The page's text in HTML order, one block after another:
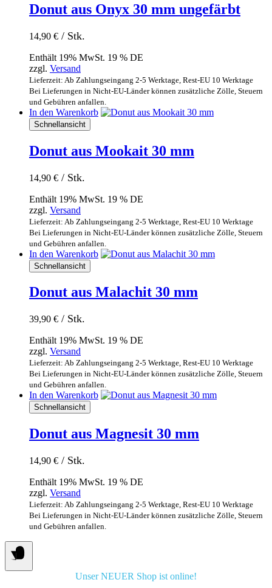
Donut aus Onyx 30 mm ungefärbt
14,90 € / Stk.
Enthält 19% MwSt. 19 % DE
zzgl. Versand
Lieferzeit: Ab Zahlungseingang 2-5 Werktage, Rest-EU 10 Werktage
Bei Lieferungen in Nicht-EU-Länder können zusätzliche Zölle, Steuern
und Gebühren anfallen.
In den Warenkorb
Schnellansicht
Donut aus Mookait 30 mm
14,90 € / Stk.
Enthält 19% MwSt. 19 % DE
zzgl. Versand
Lieferzeit: Ab Zahlungseingang 2-5 Werktage, Rest-EU 10 Werktage
Bei Lieferungen in Nicht-EU-Länder können zusätzliche Zölle, Steuern
und Gebühren anfallen.
In den Warenkorb
Schnellansicht
Donut aus Malachit 30 mm
39,90 € / Stk.
Enthält 19% MwSt. 19 % DE
zzgl. Versand
Lieferzeit: Ab Zahlungseingang 2-5 Werktage, Rest-EU 10 Werktage
Bei Lieferungen in Nicht-EU-Länder können zusätzliche Zölle, Steuern
und Gebühren anfallen.
In den Warenkorb
Schnellansicht
Donut aus Magnesit 30 mm
14,90 € / Stk.
Enthält 19% MwSt. 19 % DE
zzgl. Versand
Lieferzeit: Ab Zahlungseingang 2-5 Werktage, Rest-EU 10 Werktage
Bei Lieferungen in Nicht-EU-Länder können zusätzliche Zölle, Steuern
und Gebühren anfallen.
Unser NEUER Shop ist online!